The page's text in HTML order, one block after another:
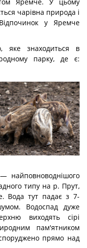
чарівна природа і
у Яремче
яке знаходиться в
парку, де є:
найповноводнішого
типу на р. Прут,
Вода тут падає з 7-
Водоспад дуже
виходять сірі
пам'ятником
прямо над